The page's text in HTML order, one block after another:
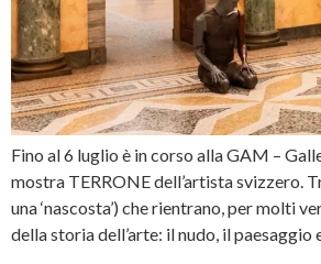
Fino al 6 luglio è in corso alla GAM –
mostra TERRONE dell’artista svizzero.
una ‘nascosta’) che rientrano, per molti
della storia dell’arte: il nudo, il paesaggio